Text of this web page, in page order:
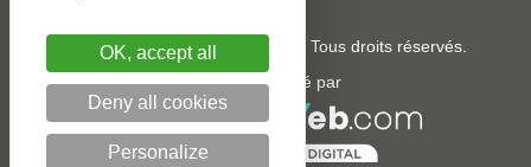
© 2022 - 2026boites-lettres.fr
. Tous droits réservés.
Un service édité par
OK, accept all
Deny all cookies
Personalize